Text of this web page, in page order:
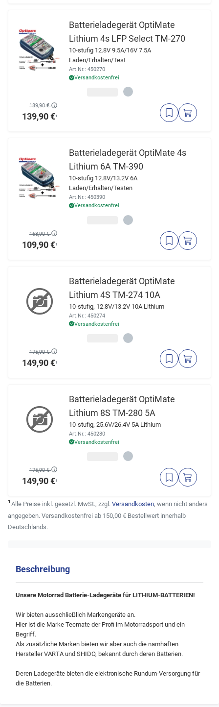
Batterieladegerät OptiMate
Lithium 4s LFP Select TM-270
10-stufig 12.8V 9.5A/16V 7.5A
Laden/Erhalten/Test
Art.Nr.: 450270
Versandkostenfrei
189,90 €
139,90 €¹
Batterieladegerät OptiMate 4s
Lithium 6A TM-390
10-stufig 12.8V/13.2V 6A
Laden/Erhalten/Testen
Art.Nr.: 450390
Versandkostenfrei
168,90 €
109,90 €¹
Batterieladegerät OptiMate
Lithium 4S TM-274 10A
10-stufig, 12.8V/13.2V 10A Lithium
Art.Nr.: 450274
Versandkostenfrei
175,90 €
149,90 €¹
Batterieladegerät OptiMate
Lithium 8S TM-280 5A
10-stufig, 25.6V/26.4V 5A Lithium
Art.Nr.: 450280
Versandkostenfrei
175,90 €
149,90 €¹
¹Alle Preise inkl. gesetzl. MwSt., zzgl. Versandkosten, wenn nicht anders
angegeben. Versandkostenfrei ab 150,00 € Bestellwert innerhalb
Deutschlands.
Beschreibung
Unsere Motorrad Batterie-Ladegeräte für LITHIUM-BATTERIEN!
Wir bieten ausschließlich Markengeräte an.
Hier ist die Marke Tecmate der Profi im Motorradsport und ein
Begriff.
Als zusätzliche Marken bieten wir aber auch die namhaften
Hersteller VARTA und SHIDO, bekannt durch deren Batterien.
Deren Ladegeräte bieten die elektronische Rundum-Versorgung für
die Batterien.